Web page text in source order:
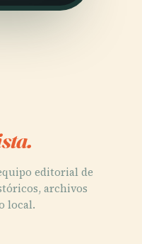
editorial de
archivos
local.